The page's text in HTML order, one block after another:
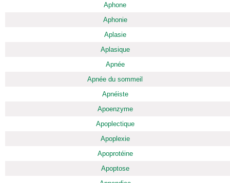
Aphone
Aphonie
Aplasie
Aplasique
Apnée
Apnée du sommeil
Apnéiste
Apoenzyme
Apoplectique
Apoplexie
Apoprotéine
Apoptose